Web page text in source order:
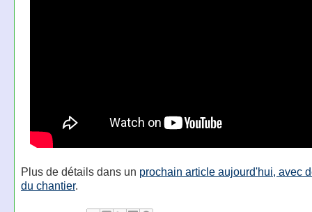
Plus de détails dans un prochain article aujourd'hui, avec
du chantier.